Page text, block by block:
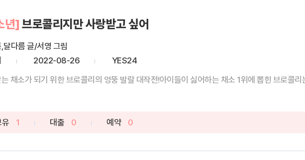
년] 브로콜리지만 사랑받고 싶어
달다름 글/서영 그림
2022-08-26
YES24
채소가 되기 위한 브로콜리의 엉뚱 발랄 대작전!아이들이 싫어하는 채소 1위에 뽑힌 브로콜리
유 1 대출 0 예약 0